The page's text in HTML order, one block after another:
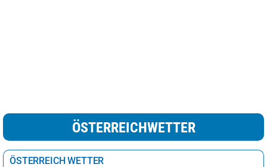
ÖSTERREICHWETTER
ÖSTERREICH WETTER